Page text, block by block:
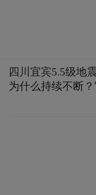
四川宜宾5.5级地
为什么持续不断